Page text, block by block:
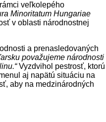
veľkolepého
Minoritatum Hungariae
v oblasti národnostnej
a prenasledovaných
považujeme národnosti
Vyzdvihol pestrosť, ktorú
aj napätú situáciu na
aby na medzinárodných